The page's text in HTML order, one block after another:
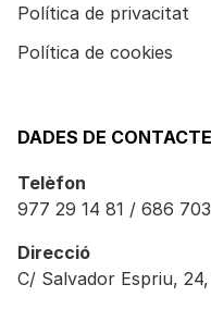
Política de privacitat
Política de cookies
DADES DE CONTACTE
Telèfon
977 29 14 81 / 686
Direcció
C/ Salvador Espriu,